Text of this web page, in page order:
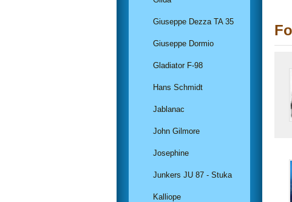
Giuseppe Dezza TA 35
Giuseppe Dormio
Gladiator F-98
Hans Schmidt
Jablanac
John Gilmore
Josephine
Junkers JU 87 - Stuka
Kalliope